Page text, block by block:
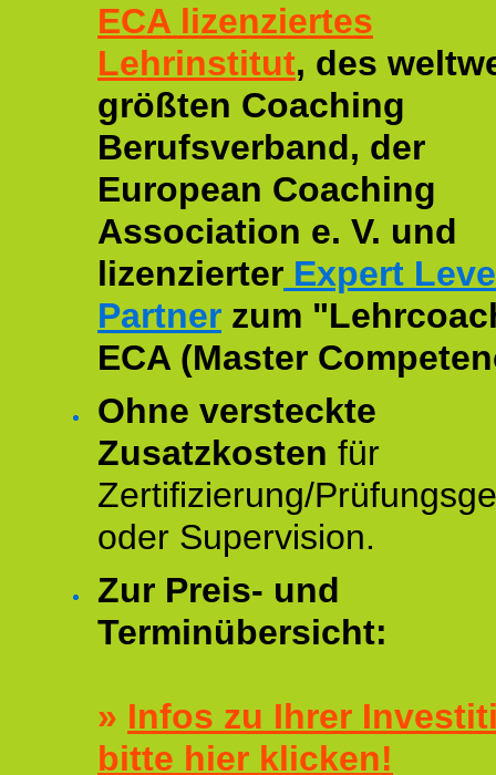
ECA lizenziertes
Lehrinstitut, des
größten Coaching
Berufsverband, der
European Coaching
Association e. V. und
lizenzierter Expert
Partner zum
ECA (Master
Ohne versteckte
Zusatzkosten für
Zertifizierung/
oder Supervision.
Zur Preis- und
Terminübersicht:
» Infos zu Ihrer
bitte hier klicken!